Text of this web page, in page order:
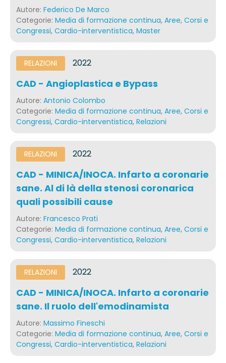
Autore: Federico De Marco
Categorie: Media di formazione continua, Aree, Corsi e
Congressi, Cardio-interventistica, Master
RELAZIONI 2022
CAD - Angioplastica e Bypass
Autore: Antonio Colombo
Categorie: Media di formazione continua, Aree, Corsi e
Congressi, Cardio-interventistica, Relazioni
RELAZIONI 2022
CAD - MINICA/INOCA. Infarto a coronarie
sane. Al di là della stenosi coronarica
quali possibili cause
Autore: Francesco Prati
Categorie: Media di formazione continua, Aree, Corsi e
Congressi, Cardio-interventistica, Relazioni
RELAZIONI 2022
CAD - MINICA/INOCA. Infarto a coronarie
sane. Il ruolo dell'emodinamista
Autore: Massimo Fineschi
Categorie: Media di formazione continua, Aree, Corsi e
Congressi, Cardio-interventistica, Relazioni